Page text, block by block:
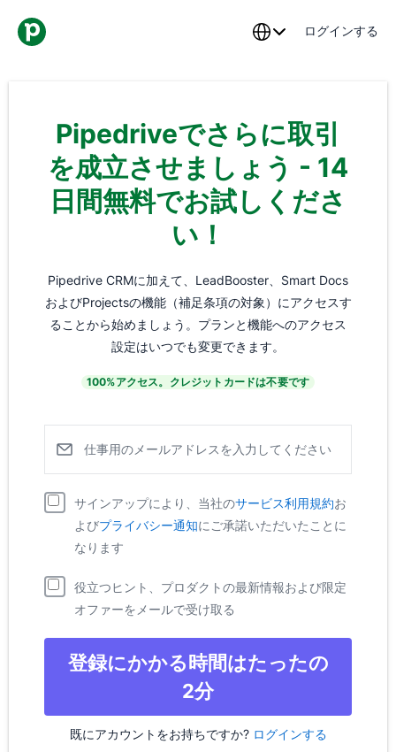
ログインする
Pipedriveでさらに取引
を成立させましょう - 14
日間無料でお試しくださ
い！
Pipedrive CRMに加えて、LeadBooster、Smart Docs
およびProjectsの機能（補足条項の対象）にアクセスす
ることから始めましょう。プランと機能へのアクセス
設定はいつでも変更できます。
100%アクセス。クレジットカードは不要です
仕事用のメールアドレスを入力してください
サインアップにより、当社のPipedrive
サービス利用規約新しいウ
お
よびPipedrive
プライバシー通知新しいウィンドウで開く
にご承諾いただいたことに
なります
役立つヒント、プロダクトの最新情報および限定
オファーをメールで受け取る
登録にかかる時間はたったの
2分
既にアカウントをお持ちですか? ログインする